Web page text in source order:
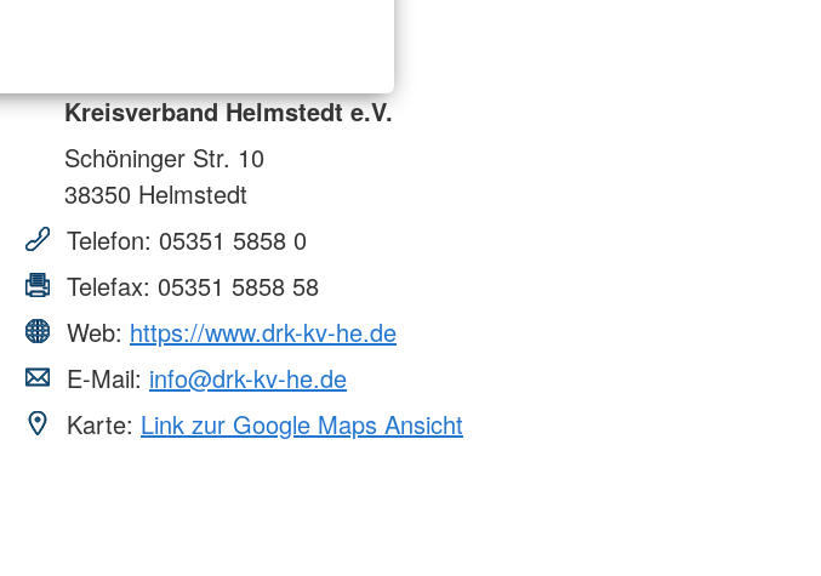
Kreisverband Helmstedt e.V.
Schöninger Str. 10
38350 Helmstedt
Telefon: 05351 5858 0
Telefax: 05351 5858 58
Web: https://www.drk-kv-he.de
E-Mail: info@drk-kv-he.de
Karte: Link zur Google Maps Ansicht